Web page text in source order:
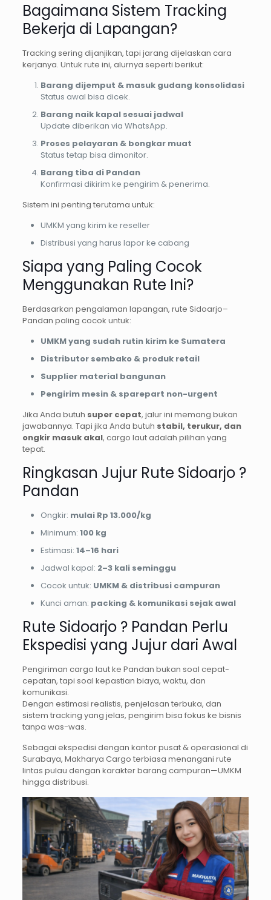
Bagaimana Sistem Tracking
Bekerja di Lapangan?
Tracking sering dijanjikan, tapi jarang dijelaskan cara
kerjanya. Untuk rute ini, alurnya seperti berikut:
Barang dijemput & masuk gudang konsolidasi
Status awal bisa dicek.
Barang naik kapal sesuai jadwal
Update diberikan via WhatsApp.
Proses pelayaran & bongkar muat
Status tetap bisa dimonitor.
Barang tiba di Pandan
Konfirmasi dikirim ke pengirim & penerima.
Sistem ini penting terutama untuk:
UMKM yang kirim ke reseller
Distribusi yang harus lapor ke cabang
Siapa yang Paling Cocok
Menggunakan Rute Ini?
Berdasarkan pengalaman lapangan, rute Sidoarjo–
Pandan paling cocok untuk:
UMKM yang sudah rutin kirim ke Sumatera
Distributor sembako & produk retail
Supplier material bangunan
Pengirim mesin & sparepart non-urgent
Jika Anda butuh super cepat, jalur ini memang bukan
jawabannya. Tapi jika Anda butuh stabil, terukur, dan
ongkir masuk akal, cargo laut adalah pilihan yang
tepat.
Ringkasan Jujur Rute Sidoarjo ?
Pandan
Ongkir: mulai Rp 13.000/kg
Minimum: 100 kg
Estimasi: 14–16 hari
Jadwal kapal: 2–3 kali seminggu
Cocok untuk: UMKM & distribusi campuran
Kunci aman: packing & komunikasi sejak awal
Rute Sidoarjo ? Pandan Perlu
Ekspedisi yang Jujur dari Awal
Pengiriman cargo laut ke Pandan bukan soal cepat-
cepatan, tapi soal kepastian biaya, waktu, dan
komunikasi.
Dengan estimasi realistis, penjelasan terbuka, dan
sistem tracking yang jelas, pengirim bisa fokus ke bisnis
tanpa was-was.
Sebagai ekspedisi dengan kantor pusat & operasional di
Surabaya, Makharya Cargo terbiasa menangani rute
lintas pulau dengan karakter barang campuran—UMKM
hingga distribusi.